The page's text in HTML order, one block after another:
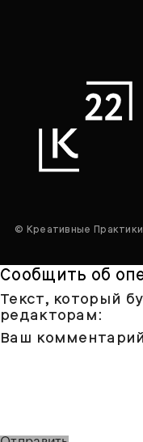
© Креативные
Сообщить об
Текст, который
редакторам:
Ваш